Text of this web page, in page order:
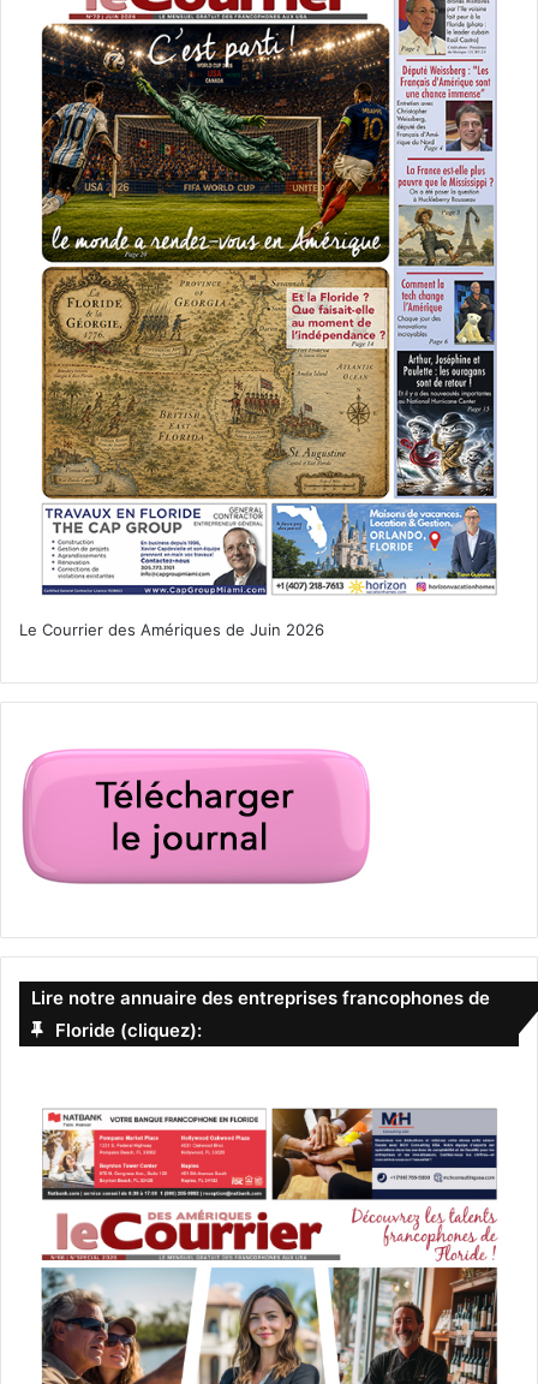
Le Courrier des Amériques de Juin 2026
Lire notre annuaire des entreprises francophones de
Floride (cliquez):